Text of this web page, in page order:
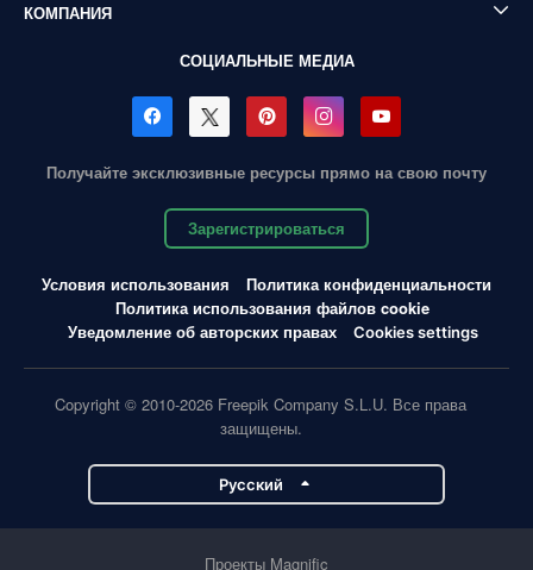
КОМПАНИЯ
СОЦИАЛЬНЫЕ МЕДИА
Получайте эксклюзивные ресурсы прямо на свою почту
Зарегистрироваться
Условия использования
Политика конфиденциальности
Политика использования файлов cookie
Уведомление об авторских правах
Cookies settings
Copyright © 2010-2026 Freepik Company S.L.U. Все права
защищены.
Pусский
Проекты Magnific